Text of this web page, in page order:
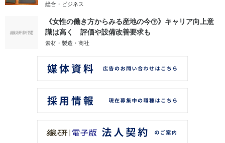
総合・ビジネス
《女性の働き方からみる産地の今㊦》キャリア向上意
識は高く 評価や設備改善要求も
素材・製造・商社